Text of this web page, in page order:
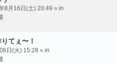
8月16日(土) 20:49 » in
てぇ〜！
日(火) 15:28 » in